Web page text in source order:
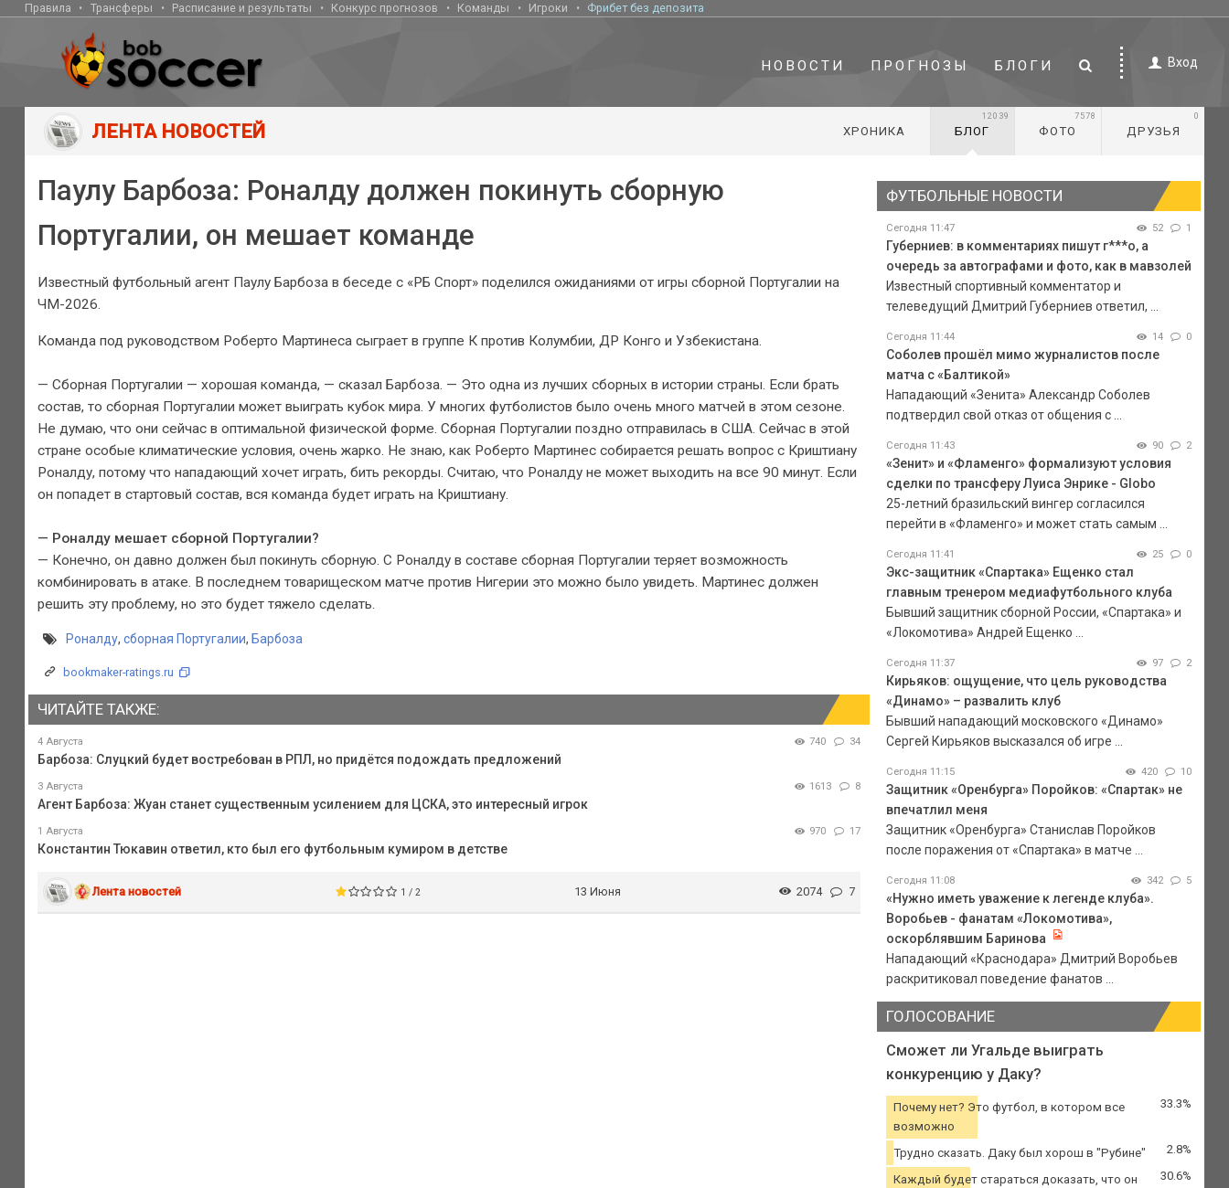
Правила Трансферы Расписание и результаты Конкурс прогнозов Команды Игроки Фрибет без депозита
НОВОСТИ ПРОГНОЗЫ БЛОГИ Вход
ЛЕНТА НОВОСТЕЙ ХРОНИКА БЛОГ
12039
ФОТО
7578
ДРУЗЬЯ
0
Паулу Барбоза: Роналду должен покинуть сборную
Португалии, он мешает команде
Известный футбольный агент Паулу Барбоза в беседе с «РБ Спорт» поделился ожиданиями от игры сборной Португалии на
ЧМ-2026.
Команда под руководством Роберто Мартинеса сыграет в группе К против Колумбии, ДР Конго и Узбекистана.
— Сборная Португалии — хорошая команда, — сказал Барбоза. — Это одна из лучших сборных в истории страны. Если брать
состав, то сборная Португалии может выиграть кубок мира. У многих футболистов было очень много матчей в этом сезоне.
Не думаю, что они сейчас в оптимальной физической форме. Сборная Португалии поздно отправилась в США. Сейчас в этой
стране особые климатические условия, очень жарко. Не знаю, как Роберто Мартинес собирается решать вопрос с Криштиану
Роналду, потому что нападающий хочет играть, бить рекорды. Считаю, что Роналду не может выходить на все 90 минут. Если
он попадет в стартовый состав, вся команда будет играть на Криштиану.
— Роналду мешает сборной Португалии?
— Конечно, он давно должен был покинуть сборную. С Роналду в составе сборная Португалии теряет возможность
комбинировать в атаке. В последнем товарищеском матче против Нигерии это можно было увидеть. Мартинес должен
решить эту проблему, но это будет тяжело сделать.
Роналду, сборная Португалии, Барбоза
bookmaker-ratings.ru
ЧИТАЙТЕ ТАКЖЕ:
4 Августа 740 34
Барбоза: Слуцкий будет востребован в РПЛ, но придётся подождать предложений
3 Августа 1613 8
Агент Барбоза: Жуан станет существенным усилением для ЦСКА, это интересный игрок
1 Августа 970 17
Константин Тюкавин ответил, кто был его футбольным кумиром в детстве
Лента новостей 1 / 2 13 Июня 2074 7
ФУТБОЛЬНЫЕ НОВОСТИ
Сегодня 11:47 52 1
Губерниев: в комментариях пишут г***о, а
очередь за автографами и фото, как в мавзолей
Известный спортивный комментатор и
телеведущий Дмитрий Губерниев ответил, ...
Сегодня 11:44 14 0
Соболев прошёл мимо журналистов после
матча с «Балтикой»
Нападающий «Зенита» Александр Соболев
подтвердил свой отказ от общения с ...
Сегодня 11:43 90 2
«Зенит» и «Фламенго» формализуют условия
сделки по трансферу Луиса Энрике - Globo
25-летний бразильский вингер согласился
перейти в «Фламенго» и может стать самым ...
Сегодня 11:41 25 0
Экс-защитник «Спартака» Ещенко стал
главным тренером медиафутбольного клуба
Бывший защитник сборной России, «Спартака» и
«Локомотива» Андрей Ещенко ...
Сегодня 11:37 97 2
Кирьяков: ощущение, что цель руководства
«Динамо» – развалить клуб
Бывший нападающий московского «Динамо»
Сергей Кирьяков высказался об игре ...
Сегодня 11:15 420 10
Защитник «Оренбурга» Поройков: «Спартак» не
впечатлил меня
Защитник «Оренбурга» Станислав Поройков
после поражения от «Спартака» в матче ...
Сегодня 11:08 342 5
«Нужно иметь уважение к легенде клуба».
Воробьев - фанатам «Локомотива»,
оскорблявшим Баринова
Нападающий «Краснодара» Дмитрий Воробьев
раскритиковал поведение фанатов ...
ГОЛОСОВАНИЕ
Сможет ли Угальде выиграть
конкуренцию у Даку?
Почему нет? Это футбол, в котором все
возможно
33.3%
Трудно сказать. Даку был хорош в "Рубине" 2.8%
Каждый будет стараться доказать, что он
30.6%